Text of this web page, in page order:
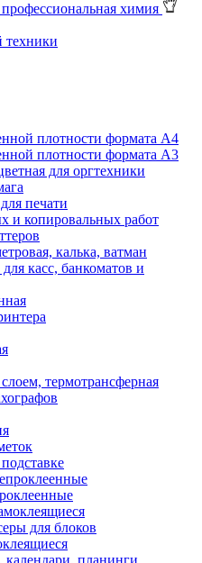
химия
техники
плотности формата А4
плотности формата А3
для оргтехники
печати
и копировальных работ
калька, ватман
касс, банкоматов и
термотрансферная
для блоков